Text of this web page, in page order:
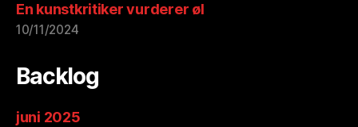
En kunstkritiker vurderer øl
10/11/2024
Backlog
juni 2025